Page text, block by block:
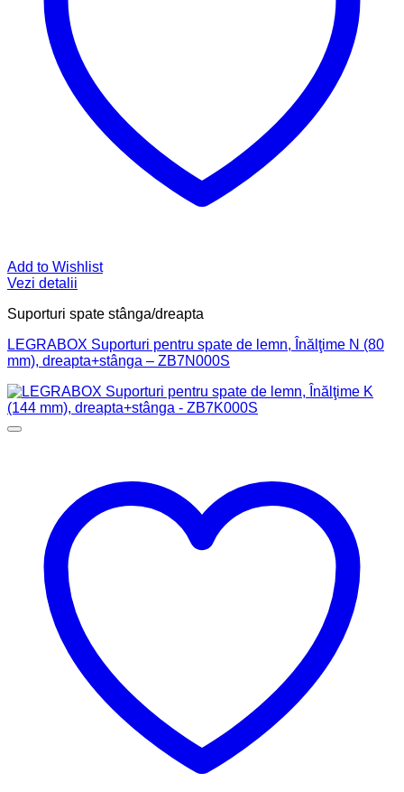
Add to Wishlist
Vezi detalii
Suporturi spate stânga/dreapta
LEGRABOX Suporturi pentru spate de lemn, Înălţime N (80
mm), dreapta+stânga – ZB7N000S